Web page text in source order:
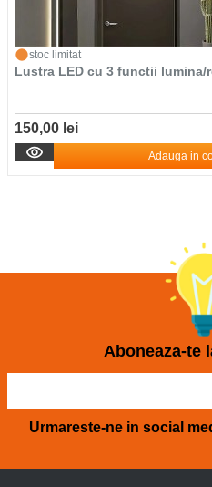
stoc limitat
Lustra LED cu 3 functii lumina/
150,00 lei
Adauga in
Aboneaza-te
Urmareste-ne in social